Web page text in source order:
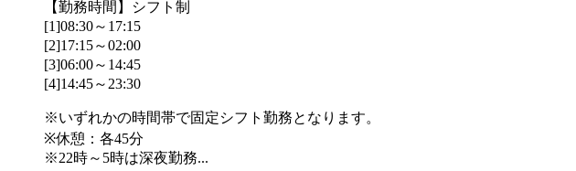
【勤務時間】シフト制
[1]08:30～17:15
[2]17:15～02:00
[3]06:00～14:45
[4]14:45～23:30
※いずれかの時間帯で固定シフト勤務となります。
※休憩：各45分
※22時～5時は深夜勤務...